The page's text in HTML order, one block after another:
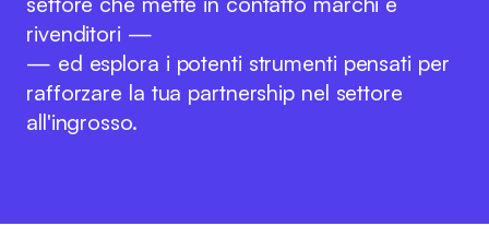
rivenditori —
— ed esplora i potenti strumenti pensati per
rafforzare la tua partnership nel settore
all'ingrosso.